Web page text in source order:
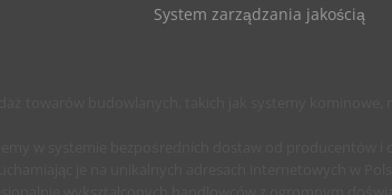
System zarządzania jakością
w systemie bezpośrednich dostaw od